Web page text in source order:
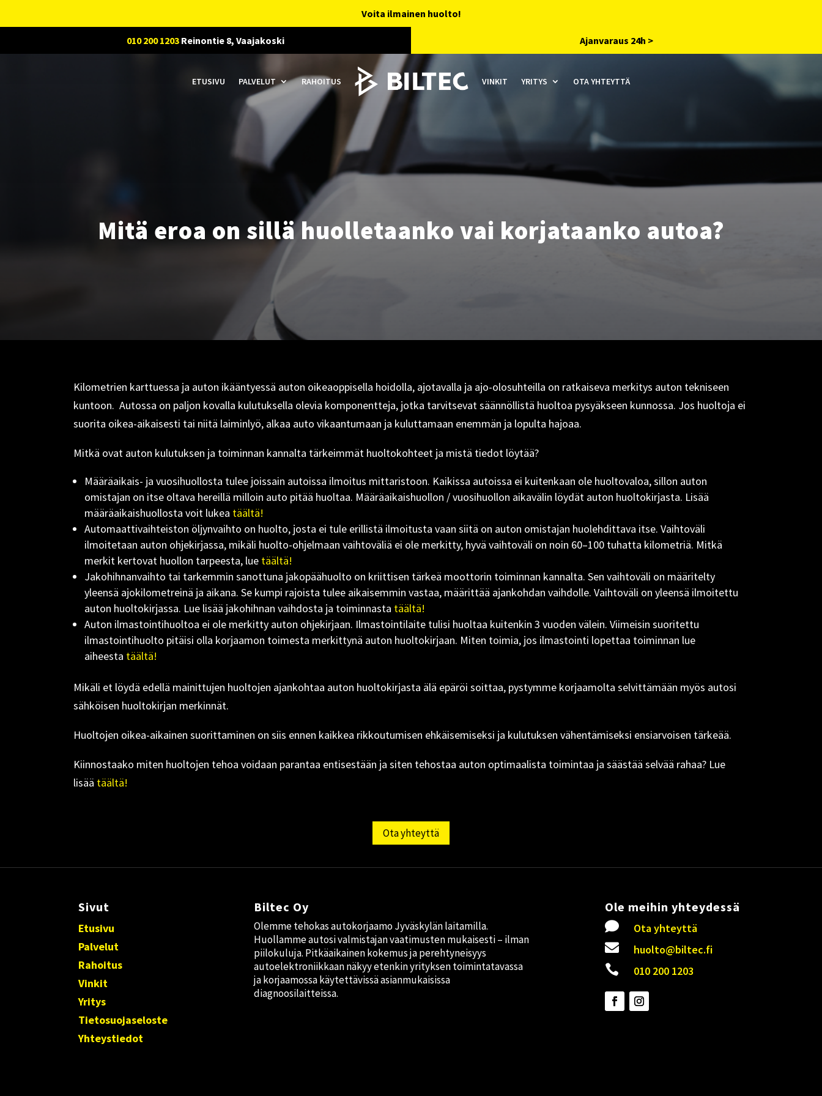
Voita ilmainen huolto!
010 200 1203 Reinontie 8, Vaajakoski Ajanvaraus 24h >
ETUSIVU PALVELUT RAHOITUS VINKIT YRITYS OTA YHTEYTTÄ
Mitä eroa on sillä huolletaanko vai korjataanko autoa?
Kilometrien karttuessa ja auton ikääntyessä auton oikeaoppisella hoidolla, ajotavalla ja ajo-olosuhteilla on ratkaiseva merkitys auton tekniseen
kuntoon. Autossa on paljon kovalla kulutuksella olevia komponentteja, jotka tarvitsevat säännöllistä huoltoa pysyäkseen kunnossa. Jos huoltoja ei
suorita oikea-aikaisesti tai niitä laiminlyö, alkaa auto vikaantumaan ja kuluttamaan enemmän ja lopulta hajoaa.
Mitkä ovat auton kulutuksen ja toiminnan kannalta tärkeimmät huoltokohteet ja mistä tiedot löytää?
Määräaikais- ja vuosihuollosta tulee joissain autoissa ilmoitus mittaristoon. Kaikissa autoissa ei kuitenkaan ole huoltovaloa, sillon auton
omistajan on itse oltava hereillä milloin auto pitää huoltaa. Määräaikaishuollon / vuosihuollon aikavälin löydät auton huoltokirjasta. Lisää
määräaikaishuollosta voit lukea täältä!
Automaattivaihteiston öljynvaihto on huolto, josta ei tule erillistä ilmoitusta vaan siitä on auton omistajan huolehdittava itse. Vaihtoväli
ilmoitetaan auton ohjekirjassa, mikäli huolto-ohjelmaan vaihtoväliä ei ole merkitty, hyvä vaihtoväli on noin 60–100 tuhatta kilometriä. Mitkä
merkit kertovat huollon tarpeesta, lue täältä!
Jakohihnanvaihto tai tarkemmin sanottuna jakopäähuolto on kriittisen tärkeä moottorin toiminnan kannalta. Sen vaihtoväli on määritelty
yleensä ajokilometreinä ja aikana. Se kumpi rajoista tulee aikaisemmin vastaa, määrittää ajankohdan vaihdolle. Vaihtoväli on yleensä ilmoitettu
auton huoltokirjassa. Lue lisää jakohihnan vaihdosta ja toiminnasta täältä!
Auton ilmastointihuoltoa ei ole merkitty auton ohjekirjaan. Ilmastointilaite tulisi huoltaa kuitenkin 3 vuoden välein. Viimeisin suoritettu
ilmastointihuolto pitäisi olla korjaamon toimesta merkittynä auton huoltokirjaan. Miten toimia, jos ilmastointi lopettaa toiminnan lue
aiheesta täältä!
Mikäli et löydä edellä mainittujen huoltojen ajankohtaa auton huoltokirjasta älä epäröi soittaa, pystymme korjaamolta selvittämään myös autosi
sähköisen huoltokirjan merkinnät.
Huoltojen oikea-aikainen suorittaminen on siis ennen kaikkea rikkoutumisen ehkäisemiseksi ja kulutuksen vähentämiseksi ensiarvoisen tärkeää.
Kiinnostaako miten huoltojen tehoa voidaan parantaa entisestään ja siten tehostaa auton optimaalista toimintaa ja säästää selvää rahaa? Lue
lisää täältä!
Ota yhteyttä
Sivut
Etusivu
Palvelut
Rahoitus
Vinkit
Yritys
Tietosuojaseloste
Yhteystiedot
Biltec Oy
Olemme tehokas autokorjaamo Jyväskylän laitamilla.
Huollamme autosi valmistajan vaatimusten mukaisesti – ilman
piilokuluja. Pitkäaikainen kokemus ja perehtyneisyys
autoelektroniikkaan näkyy etenkin yrityksen toimintatavassa
ja korjaamossa käytettävissä asianmukaisissa
diagnoosilaitteissa.
Ole meihin yhteydessä

Ota yhteyttä

huolto@biltec.fi

010 200 1203